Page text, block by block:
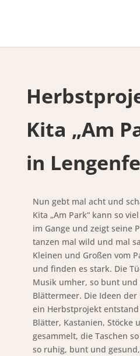
Kita „Am
in
Nun gebt mal acht und
Kita „Am Park“ kann so
im Gange und zeigt seine
tanzen mal wild und mal
Kleinen und Großen vom
und finden es stark. Die
Musik umher, so bunt
Blättermeer. Die Ideen
ein Herbstprojekt
Blätter, Kastanien, Stöcke
gesammelt, die Taschen
so ruhig, bunt und